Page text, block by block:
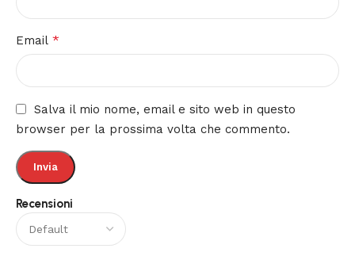
Recensioni
Email *
Salva il mio nome, email e sito web in questo
browser per la prossima volta che commento.